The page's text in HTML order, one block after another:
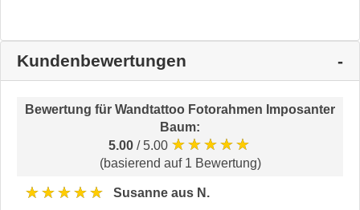
Kundenbewertungen
Bewertung für Wandtattoo Fotorahmen Imposanter
Baum:
5.00 / 5.00 ★★★★★
(basierend auf 1 Bewertung)
★★★★★ Susanne aus N.